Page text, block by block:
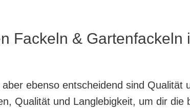
Fackeln & Gartenfackeln
ebenso entscheidend sind Qualität
Qualität und Langlebigkeit, um dir